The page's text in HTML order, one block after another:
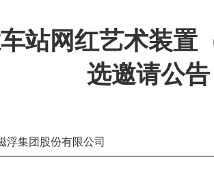
站网红艺术装置
选邀请公告
浮集团股份有限公司